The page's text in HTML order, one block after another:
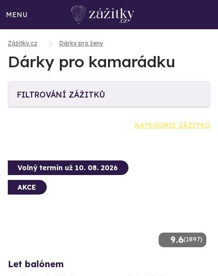
MENU
Zážitky.cz Dárky pro ženy
Dárky pro kamarádku
FILTROVÁNÍ ZÁŽITKŮ
KATEGORIE ZÁŽITKŮ
9.6(1897)
Volný termín už 10. 08. 2026
AKCE
Let balónem